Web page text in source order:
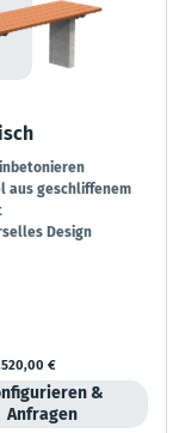
aus geschliffenem
Design
€
&
Anfragen